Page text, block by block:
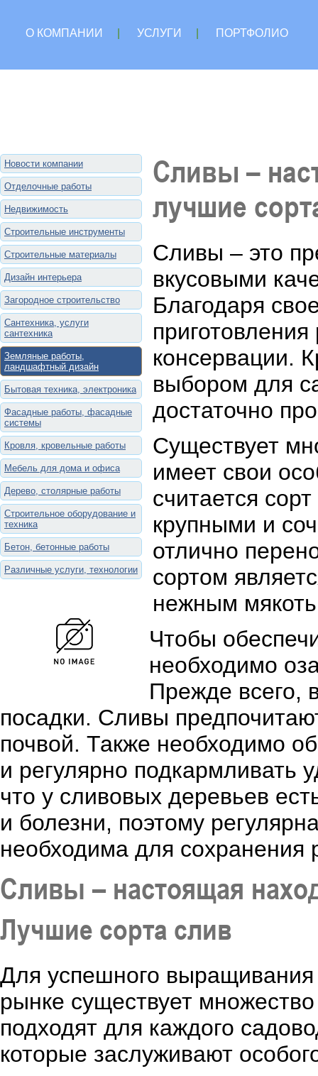
О КОМПАНИИ УСЛУГИ
ПОРТФОЛИО
Новости компании
Отделочные работы
Недвижимость
Строительные инструменты
Строительные материалы
Дизайн интерьера
Загородное строительство
Сантехника, услуги
сантехника
Земляные работы,
ландшафтный дизайн
Бытовая техника, электроника
Фасадные работы, фасадные
системы
Кровля, кровельные работы
Мебель для дома и офиса
Дерево, столярные работы
Строительное оборудование и
техника
Бетон, бетонные работы
Различные услуги, технологии
Сливы –
лучшие
Сливы – это
вкусовыми
Благодаря
консервации.
выбором для
достаточно
Существует
имеет свои
считается
крупными и
отлично
сортом
нежным
Чтобы
необходимо
Прежде всего,
посадки. Сливы
почвой. Также необходимо
и регулярно подкармливать
что у сливовых деревьев
и болезни, поэтому
необходима для сохранения
Сливы – настоящая
Лучшие сорта слив
Для успешного
рынке существует
подходят для каждого
которые заслуживают